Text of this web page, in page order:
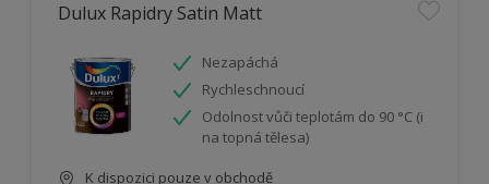
Dulux Rapidry Satin Matt
Nezapáchá
Rychleschnoucí
Odolnost vůči teplotám do 90 °C (i
na topná tělesa)
K dispozici pouze v obchodě